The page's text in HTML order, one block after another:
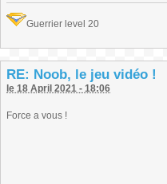
Guerrier level 20
RE: Noob, le jeu vidéo !
le 18 April 2021 - 18:06
Force a vous !